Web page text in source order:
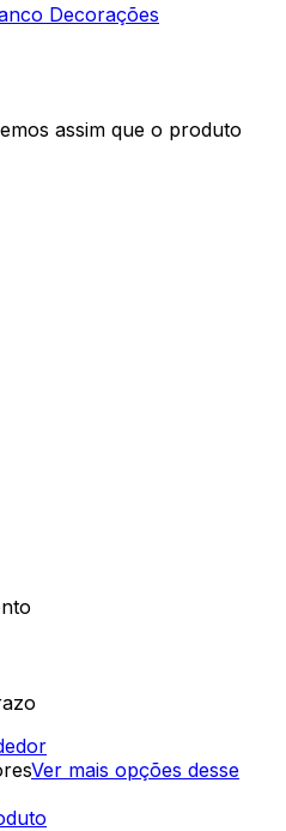
Decorações
assim que o produto
Ver mais opções desse